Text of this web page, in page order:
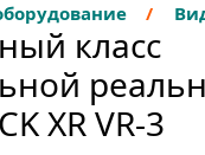
класс
XR VR-3